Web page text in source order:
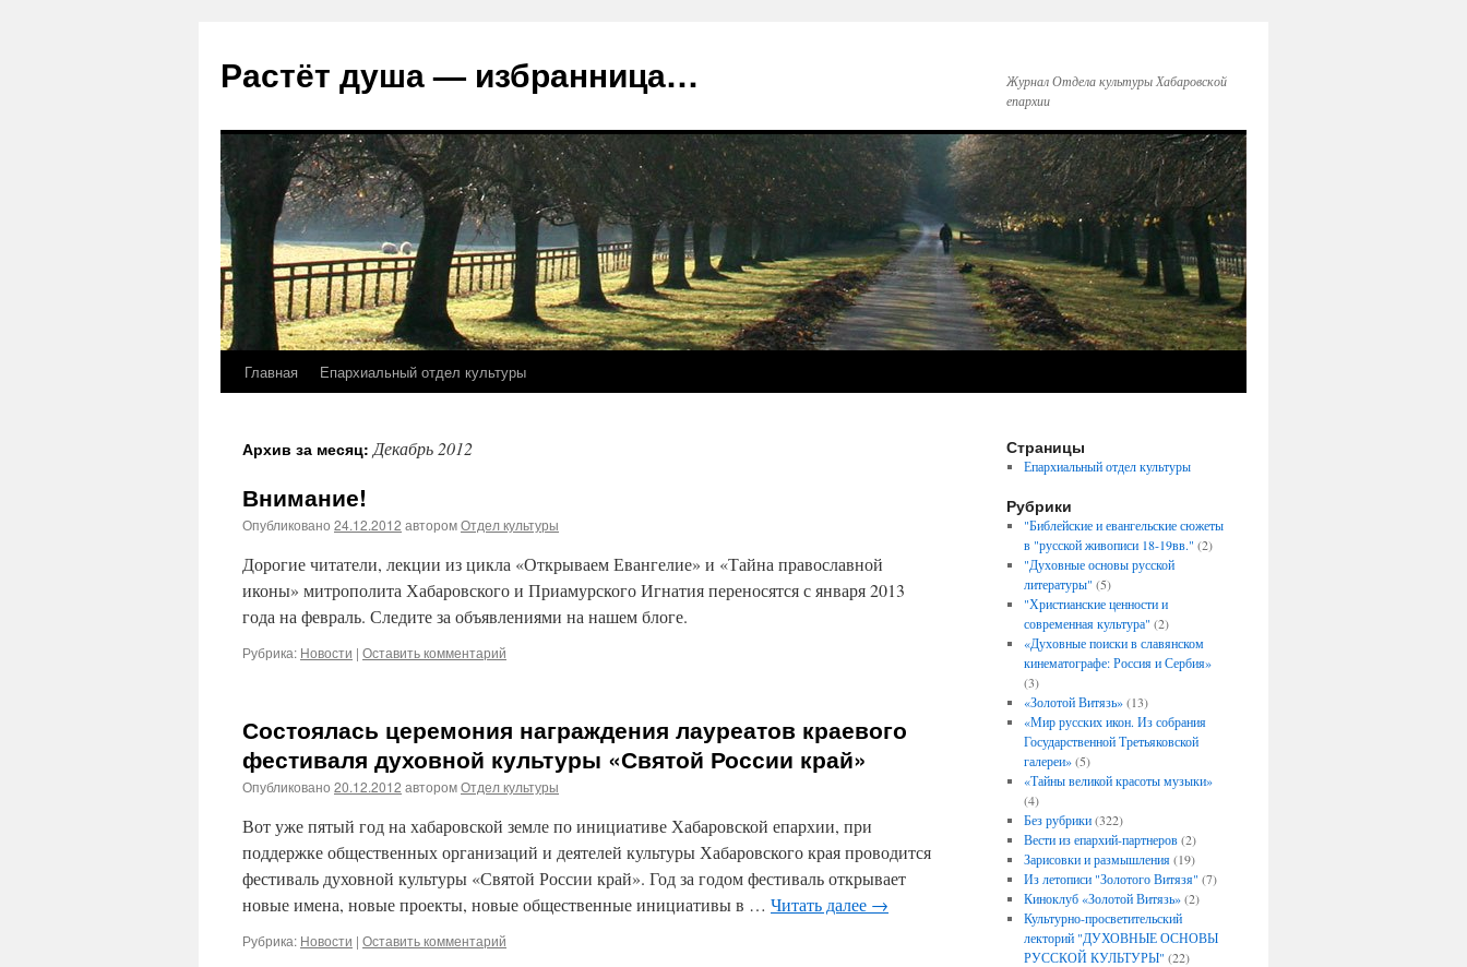
Растёт душа — избранница…
Журнал Отдела культуры Хабаровской
епархии
Перейти
содержимому
Главная Епархиальный отдел культуры
Архив за месяц:Декабрь 2012
Внимание!
Опубликовано 24.12.2012 авторомОтдел культуры
Дорогие читатели, лекции из цикла «Открываем Евангелие» и «Тайна православной
иконы» митрополита Хабаровского и Приамурского Игнатия переносятся с января 2013
года на февраль. Следите за объявлениями на нашем блоге.
Рубрика: Новости | Оставить комментарий
Состоялась церемония награждения лауреатов краевого
фестиваля духовной культуры «Святой России край»
Опубликовано 20.12.2012 авторомОтдел культуры
Вот уже пятый год на хабаровской земле по инициативе Хабаровской епархии, при
поддержке общественных организаций и деятелей культуры Хабаровского края проводится
фестиваль духовной культуры «Святой России край». Год за годом фестиваль открывает
новые имена, новые проекты, новые общественные инициативы в … Читать далее →
Рубрика: Новости | Оставить комментарий
Страницы
Епархиальный отдел культуры
Рубрики
"Библейские и евангельские сюжеты
в "русской живописи 18-19вв." (2)
"Духовные основы русской
литературы" (5)
"Христианские ценности и
современная культура" (2)
«Духовные поиски в славянском
кинематографе: Россия и Сербия»
(3)
«Золотой Витязь»(13)
«Мир русских икон. Из собрания
Государственной Третьяковской
галереи»(5)
«Тайны великой красоты музыки»
(4)
Без рубрики(322)
Вести из епархий-партнеров(2)
Зарисовки и размышления(19)
Из летописи "Золотого Витязя" (7)
Киноклуб «Золотой Витязь»(2)
Культурно-просветительский
лекторий "ДУХОВНЫЕ ОСНОВЫ
РУССКОЙ КУЛЬТУРЫ" (22)